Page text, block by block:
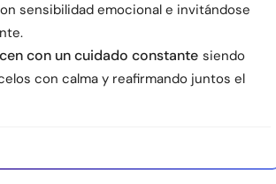
sensibilidad emocional e invitándose
con un cuidado constante siendo
con calma y reafirmando juntos el